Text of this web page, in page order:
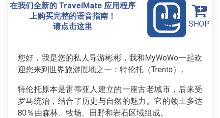
在我们全新的 TravelMate 应用程序
上购买完整的语音指南！
请点击这里
SHOP
您好，我是您的私人导游彬彬，我和MyWoWo一起欢
迎您来到世界旅游胜地之一：特伦托（Trento）。
特伦托原本是雷蒂亚人建立的一座古老城市，后来受
罗马统治，结合了历史与自然的魅力。它的领土多达
80％由森林、牧场、田野和岩石区域组成。